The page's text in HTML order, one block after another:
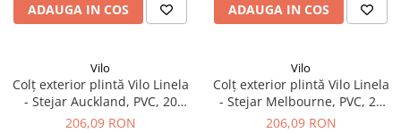
ADAUGA IN COS ADAUGA IN COS
Vilo
Colț exterior plintă Vilo Linela
- Stejar Auckland, PVC, 20
buc/cutie, compatibil plintă
206,09 RON
Vilo
Colț exterior plintă Vilo Linela
- Stejar Melbourne, PVC, 20
buc/cutie, compatibil plintă
206,09 RON